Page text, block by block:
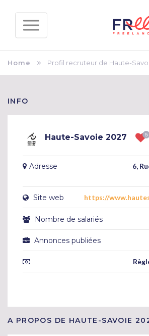
Home Profil recruteur de Haute-
INFO
Haute-Savoie 2027
Adresse
6,
Site web https://
Nombre de salariés
Annonces publiées
A PROPOS DE HAUTE-SAVOIE